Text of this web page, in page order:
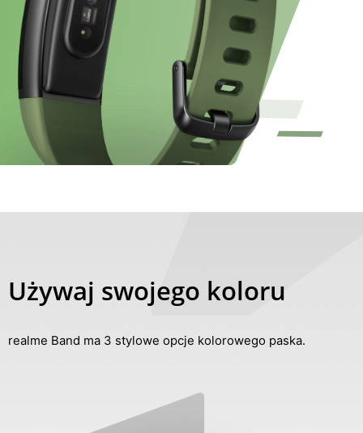
Używaj swojego koloru
realme Band ma 3 stylowe opcje kolorowego paska.